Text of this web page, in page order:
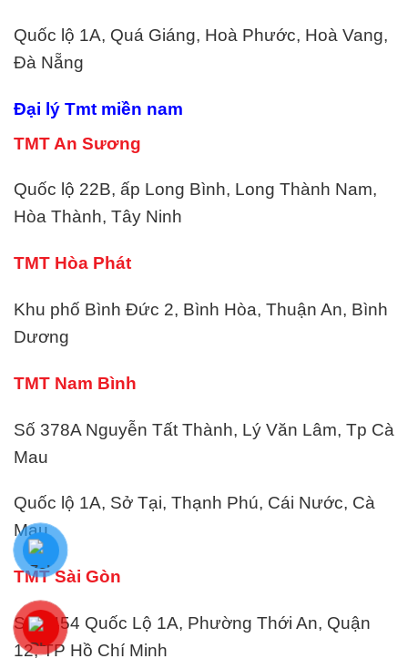
Quốc lộ 1A, Quá Giáng, Hoà Phước, Hoà Vang,
Đà Nẵng
Đại lý Tmt miền nam
TMT An Sương
Quốc lộ 22B, ấp Long Bình, Long Thành Nam,
Hòa Thành, Tây Ninh
TMT Hòa Phát
Khu phố Bình Đức 2, Bình Hòa, Thuận An, Bình
Dương
TMT Nam Bình
Số 378A Nguyễn Tất Thành, Lý Văn Lâm, Tp Cà
Mau
Quốc lộ 1A, Sở Tại, Thạnh Phú, Cái Nước, Cà
Mau
TMT Sài Gòn
Số 1454 Quốc Lộ 1A, Phường Thới An, Quận
12, TP Hồ Chí Minh